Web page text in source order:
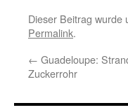
Dieser Beitrag wurde
Permalink.
← Guadeloupe:
Zuckerrohr